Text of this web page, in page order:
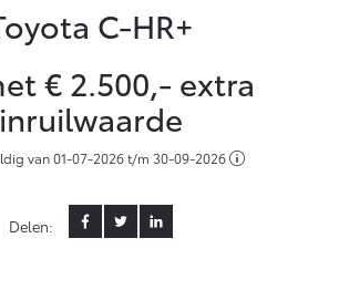
Vanaf € 27.195,-
Urban Cruiser
BATTERIJ-ELEKTRISCH
C-HR+
€ 2.500,- extra
inruilwaarde
van01-07-2026t/m 30-09-2026
Delen: